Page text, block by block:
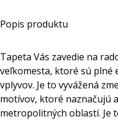
Popis produktu
Tapeta Vás zavedie na
veľkomesta, ktoré sú plné
vplyvov. Je to vyvážená
motívov, ktoré naznačujú
metropolitných oblastí. Je